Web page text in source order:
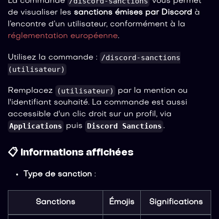
de visualiser les sanctions émises par Discord à
l’encontre d’un utilisateur, conformément à la
réglementation européenne.
Utilisez la commande : /discord-sanctions
(utilisateur)
Remplacez (utilisateur)
par la mention ou
l'identifiant souhaité. La commande est aussi
accessible d'un clic droit sur un profil, via
Applications puis Discord Sanctions .
📋 Informations affichées
Type de sanction :
Sanctions Émojis Significations